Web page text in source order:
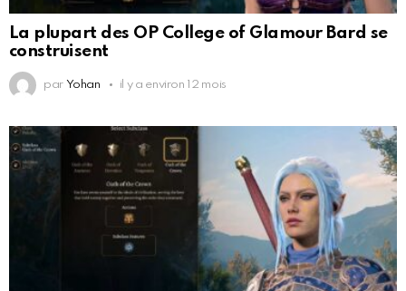
La plupart des OP College of Glamour Bard se
construisent
par Yohan il y a environ 12 mois